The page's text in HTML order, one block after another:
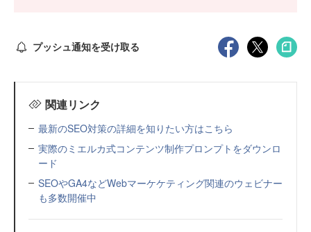
プッシュ通知を受け取る
関連リンク
最新のSEO対策の詳細を知りたい方はこちら
実際のミエルカ式コンテンツ制作プロンプトをダウンロ
ード
SEOやGA4などWebマーケケティング関連のウェビナー
も多数開催中